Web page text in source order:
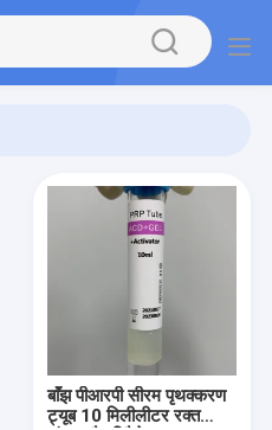
बाँझ पीआरपी सीरम पृथक्करण
ट्यूब 10 मिलीलीटर रक्त